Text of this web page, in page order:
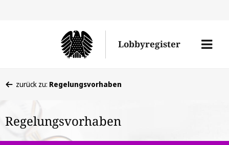
Lobbyregister
Menü
befinden
hier:
zurück zu: Regelungsvorhaben
Regelungsvorhaben